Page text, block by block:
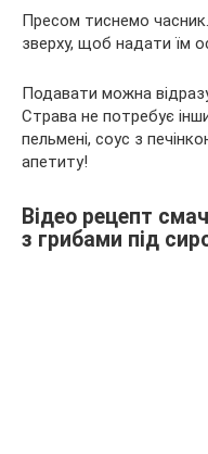
Пресом тиснемо
зверху, щоб надати їм
Подавати можна
Страва не потребує
пельмені, соус з
апетиту!
Відео рецепт
з грибами під